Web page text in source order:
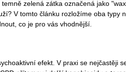
zelená zátka označená jako
V tomto článku rozložíme oba typy
co je pro vás vhodnější.
efekt. V praxi se nejčastěji